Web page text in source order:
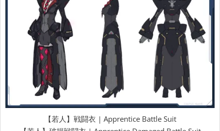
【若人】戦闘衣 | Apprentice Battle Suit